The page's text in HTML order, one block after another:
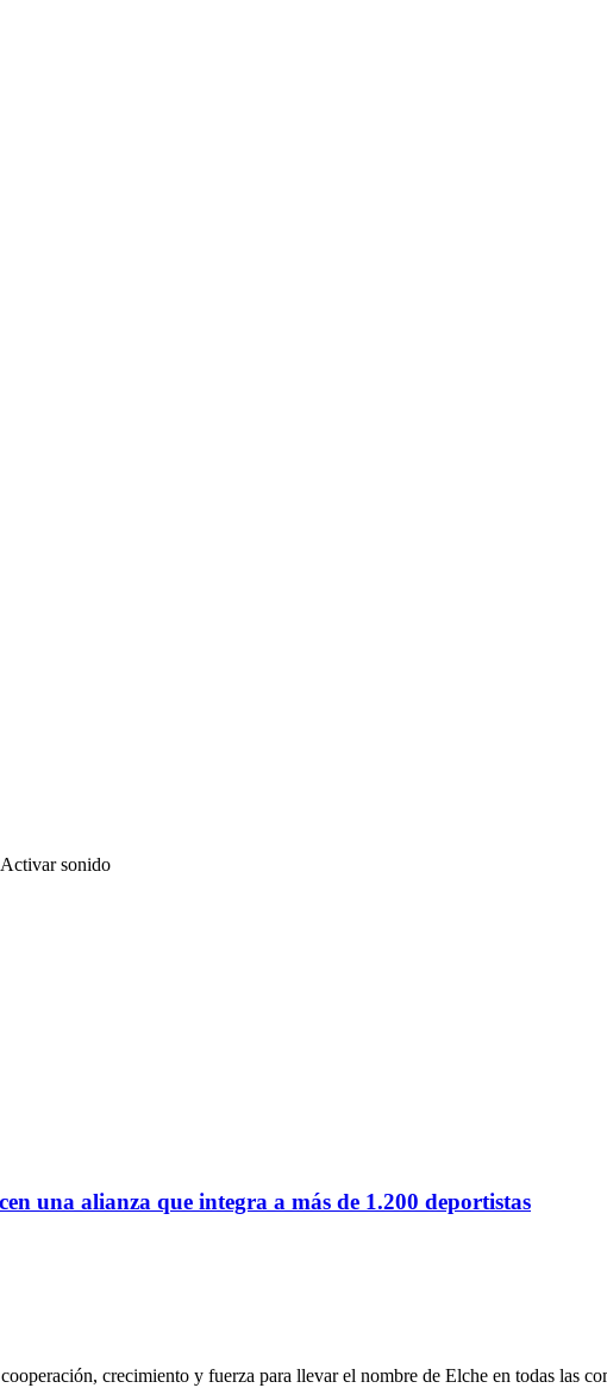
una alianza que integra a más de 1.200 deportistas
crecimiento y fuerza para llevar el nombre de Elche en todas las